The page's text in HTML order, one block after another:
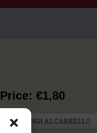
Price: €1,80
AGGIUNGI AL CARRELLO